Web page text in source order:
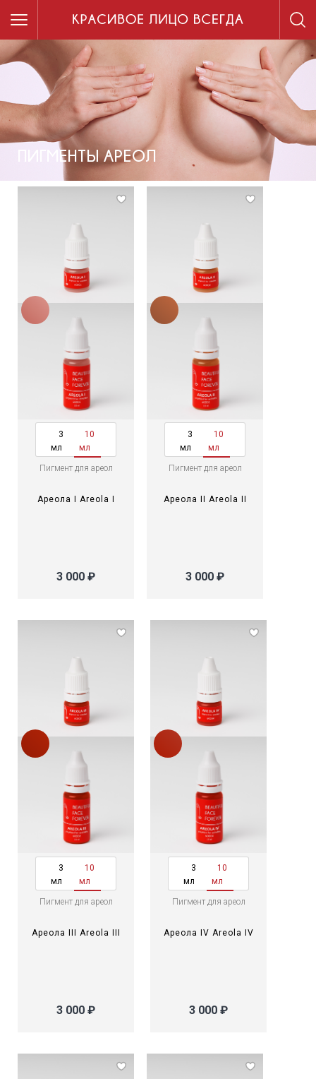
ПИГМЕНТЫ АРЕОЛ
3
мл
10
мл
Пигмент для ареол
Ареола I Areola I
3 000 ₽
3
мл
10
мл
Пигмент для ареол
Ареола II Areola II
3 000 ₽
3
мл
10
мл
Пигмент для ареол
Ареола III Areola III
3 000 ₽
3
мл
10
мл
Пигмент для ареол
Ареола IV Areola IV
3 000 ₽